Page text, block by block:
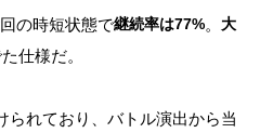
の時短状態で継続率は77%。 大
仕様だ。
られており、バトル演出から当